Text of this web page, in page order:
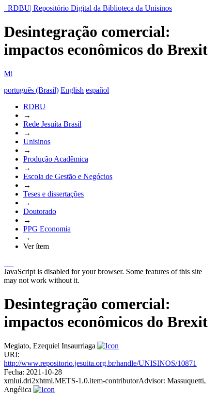
RDBU| Repositório Digital da Biblioteca da Unisinos
Desintegração comercial:
impactos econômicos do Brexit
Mi
português (Brasil) English español
RDBU
→
Rede Jesuíta Brasil
→
Unisinos
→
Produção Acadêmica
→
Escola de Gestão e Negócios
→
Teses e dissertações
→
Doutorado
→
PPG Economia
→
Ver ítem
JavaScript is disabled for your browser. Some features of this site
may not work without it.
Desintegração comercial:
impactos econômicos do Brexit
Megiato, Ezequiel Insaurriaga
URI:
http://www.repositorio.jesuita.org.br/handle/UNISINOS/10871
Fecha: 2021-10-28
xmlui.dri2xhtml.METS-1.0.item-contributorAdvisor: Massuquetti,
Angélica